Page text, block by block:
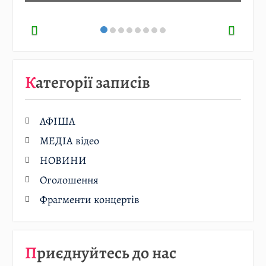
Категорії записів
АФІША
МЕДІА відео
НОВИНИ
Оголошення
Фрагменти концертів
Приєднуйтесь до нас